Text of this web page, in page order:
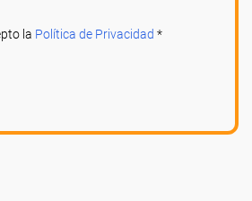
la Política de Privacidad *